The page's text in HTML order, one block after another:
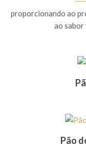
proporcionando ao
ao
Pão